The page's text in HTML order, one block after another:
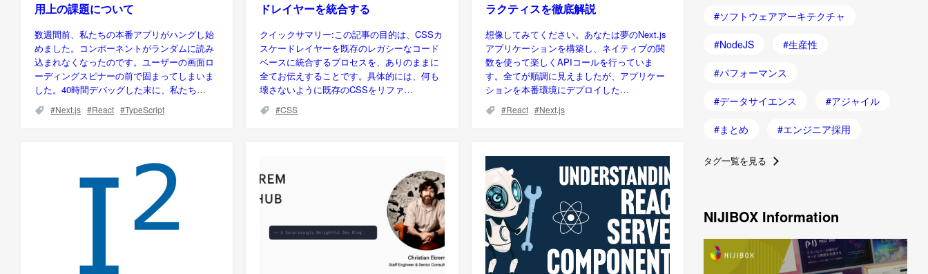
用上の課題について
数週間前、私たちの本番アプリがハングし始
めました。コンポーネントがランダムに読み
込まれなくなったのです。ユーザーの画面ロ
ーディングスピナーの前で固まってしまいま
した。40時間デバッグした末に、私たち…
Next.js React TypeScript
ドレイヤーを統合する
クイックサマリー:この記事の目的は、CSSカ
スケードレイヤーを既存のレガシーなコード
ベースに統合するプロセスを、ありのままに
全てお伝えすることです。具体的には、何も
壊さないように既存のCSSをリファ…
CSS
ラクティスを徹底解説
想像してみてください。あなたは夢のNext.js
アプリケーションを構築し、ネイティブの関
数を使って楽しくAPIコールを行っていま
す。全てが順調に見えましたが、アプリケー
ションを本番環境にデプロイした…
React Next.js
ソフトウェアアーキテクチャ
NodeJS 生産性
パフォーマンス
データサイエンス アジャイル
まとめ エンジニア採用
タグ一覧を見る
NIJIBOX Information